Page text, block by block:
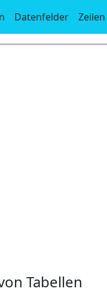
Datenfelder Zeilen
Tabellen